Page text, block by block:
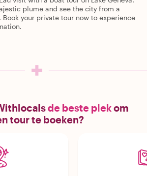
plume and see the city from a
your private tour now to experience
de beste plekom
tour te boeken?